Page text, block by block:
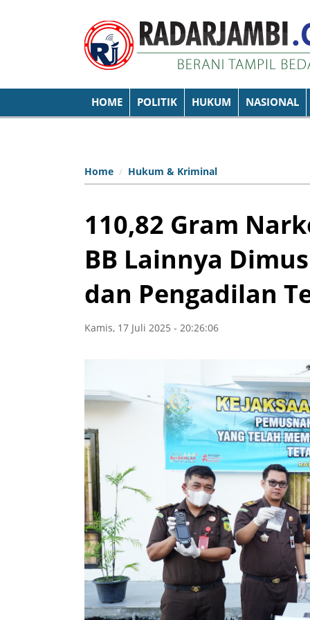
HOME POLITIK HUKUM NASIONAL
Home Hukum & Kriminal
110,82 Gram
BB Lainnya
dan Pengadilan
Kamis, 17 Juli 2025 - 20:26:06